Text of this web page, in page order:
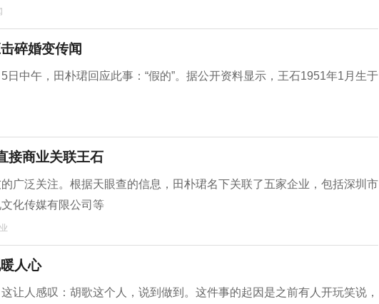
碎婚变传闻
中午，田朴珺回应此事：“假的”。据公开资料显示，王石1951年1月生于
接商业关联王石
广泛关注。根据天眼查的信息，田朴珺名下关联了五家企业，包括深圳市
化传媒有限公司等
人心
让人感叹：胡歌这个人，说到做到。这件事的起因是之前有人开玩笑说，